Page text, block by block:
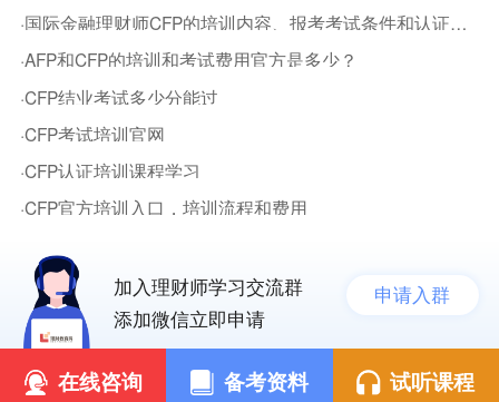
·国际金融理财师CFP的培训内容、报考考试条件和认证流程
·AFP和CFP的培训和考试费用官方是多少？
·CFP结业考试多少分能过
·CFP考试培训官网
·CFP认证培训课程学习
·CFP官方培训入口，培训流程和费用
加入理财师学习交流群
添加微信立即申请
申请入群
在线咨询 备考资料 试听课程